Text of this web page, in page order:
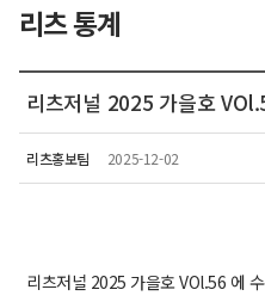
리츠 통계
리츠저널 2025 가을호
리츠홍보팀 2025-12-02
리츠저널 2025 가을호 VOl.56 에